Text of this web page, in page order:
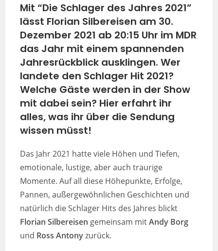
Mit “Die Schlager des Jahres 2021”
lässt Florian Silbereisen am 30.
Dezember 2021 ab 20:15 Uhr im MDR
das Jahr mit einem spannenden
Jahresrückblick ausklingen. Wer
landete den Schlager Hit 2021?
Welche Gäste werden in der Show
mit dabei sein? Hier erfahrt ihr
alles, was ihr über die Sendung
wissen müsst!
Das Jahr 2021 hatte viele Höhen und Tiefen,
emotionale, lustige, aber auch traurige
Momente. Auf all diese Höhepunkte, Erfolge,
Pannen, außergewöhnlichen Geschichten und
natürlich die Schlager Hits des Jahres blickt
Florian Silbereisen gemeinsam mitAndy Borg
und Ross Antonyzurück.